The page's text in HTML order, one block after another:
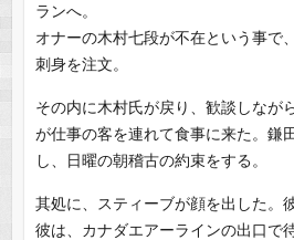
ランへ。
オナーの木村七段が不在という事で
刺身を注文。
その内に木村氏が戻り、歓談しなが
が仕事の客を連れて食事に来た。鎌
し、日曜の朝稽古の約束をする。
其処に、スティーブが顔を出した。
彼は、カナダエアーラインの出口で